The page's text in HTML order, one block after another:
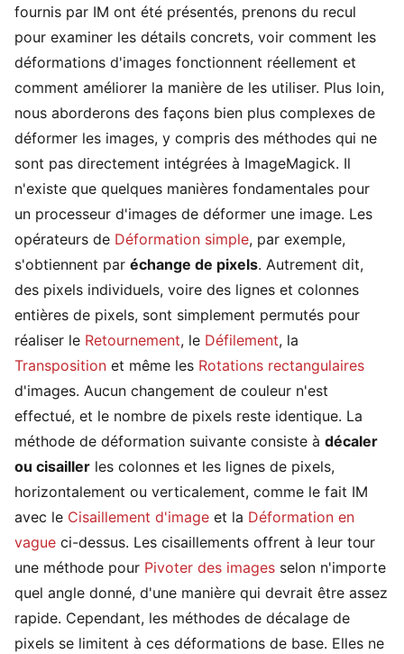
fournis par IM ont été présentés, prenons du recul
pour examiner les détails concrets, voir comment les
déformations d'images fonctionnent réellement et
comment améliorer la manière de les utiliser. Plus loin,
nous aborderons des façons bien plus complexes de
déformer les images, y compris des méthodes qui ne
sont pas directement intégrées à ImageMagick. Il
n'existe que quelques manières fondamentales pour
un processeur d'images de déformer une image. Les
opérateurs de Déformation simple, par exemple,
s'obtiennent par échange de pixels. Autrement dit,
des pixels individuels, voire des lignes et colonnes
entières de pixels, sont simplement permutés pour
réaliser le Retournement, le Défilement, la
Transposition et même les Rotations rectangulaires
d'images. Aucun changement de couleur n'est
effectué, et le nombre de pixels reste identique. La
méthode de déformation suivante consiste à décaler
ou cisailler les colonnes et les lignes de pixels,
horizontalement ou verticalement, comme le fait IM
avec le Cisaillement d'image et la Déformation en
vague ci-dessus. Les cisaillements offrent à leur tour
une méthode pour Pivoter des images selon n'importe
quel angle donné, d'une manière qui devrait être assez
rapide. Cependant, les méthodes de décalage de
pixels se limitent à ces déformations de base. Elles ne